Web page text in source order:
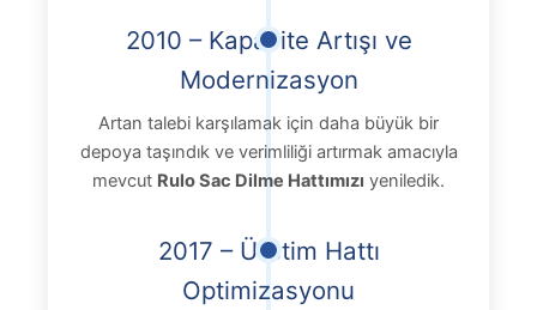
2010 – Kapasite Artışı ve
Modernizasyon
Artan talebi karşılamak için daha büyük bir
depoya taşındık ve verimliliği artırmak amacıyla
mevcut Rulo Sac Dilme Hattımızı yeniledik.
2017 – Üretim Hattı
Optimizasyonu